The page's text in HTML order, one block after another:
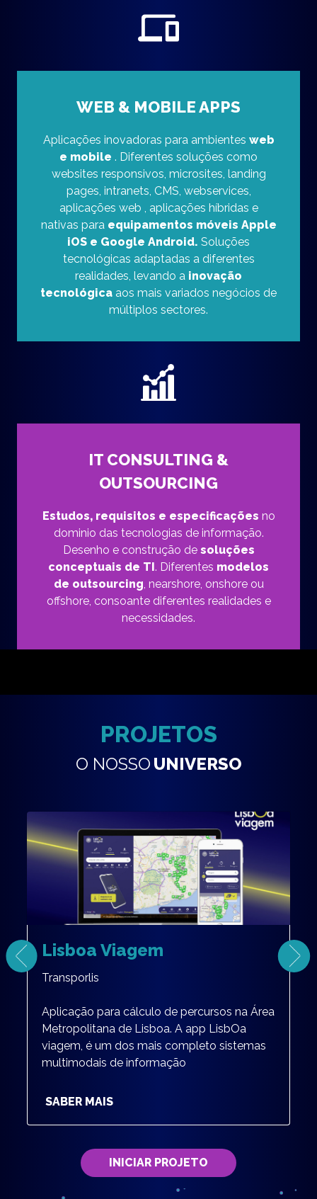
WEB & MOBILE APPS
Aplicações inovadoras para ambientes web
e mobile . Diferentes soluções como
websites responsivos, microsites, landing
pages, intranets, CMS, webservices,
aplicações web , aplicações híbridas e
nativas para equipamentos móveis Apple
iOS e Google Android. Soluções
tecnológicas adaptadas a diferentes
realidades, levando a inovação
tecnológica aos mais variados negócios de
múltiplos sectores.
IT CONSULTING &
OUTSOURCING
Estudos, requisitos e especificações no
dominio das tecnologias de informação.
Desenho e construção de soluções
conceptuais de TI. Diferentes modelos
de outsourcing , nearshore, onshore ou
offshore, consoante diferentes realidades e
necessidades.
PROJETOS
O NOSSO UNIVERSO
Lisboa Viagem
Transporlis
Aplicação para cálculo de percursos na Área
Metropolitana de Lisboa. A app LisbOa
viagem, é um dos mais completo sistemas
multimodais de informação
SABER MAIS
INICIAR PROJETO